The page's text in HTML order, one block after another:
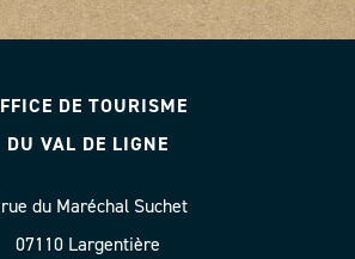
DE TOURISME
DU VAL DE LIGNE
du Maréchal Suchet
07110 Largentière